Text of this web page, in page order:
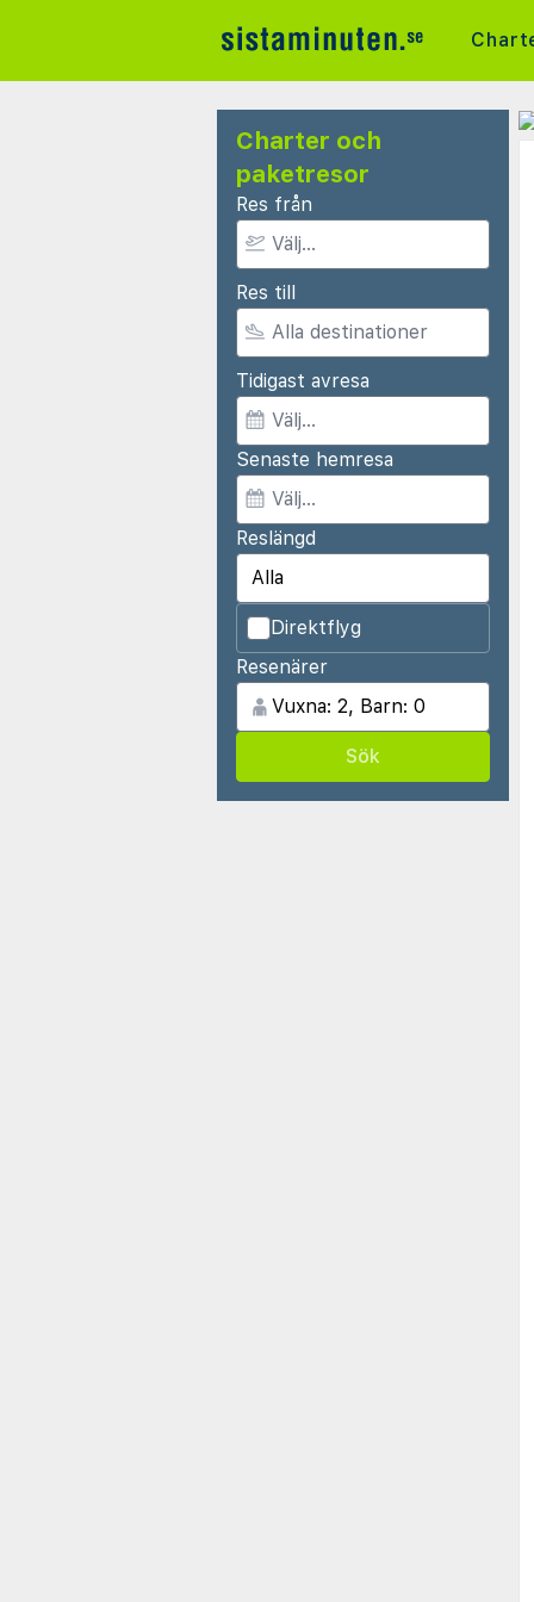
Charter och
paketresor
Res från
Res till
Tidigast avresa
Senaste hemresa
Reslängd
Direktflyg
Resenärer
Sök